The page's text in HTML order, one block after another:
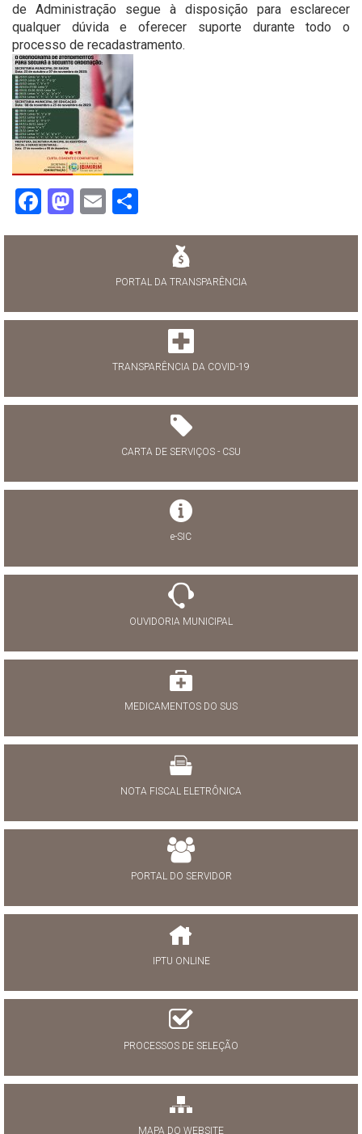
de Administração segue à disposição para esclarecer
qualquer dúvida e oferecer suporte durante todo o
processo de recadastramento.
Facebook
Mastodon
Email
PORTAL DA TRANSPARÊNCIA
TRANSPARÊNCIA DA COVID-19
CARTA DE SERVIÇOS - CSU
e-SIC
OUVIDORIA MUNICIPAL
MEDICAMENTOS DO SUS
NOTA FISCAL ELETRÔNICA
PORTAL DO SERVIDOR
IPTU ONLINE
PROCESSOS DE SELEÇÃO
MAPA DO WEBSITE